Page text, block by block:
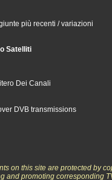
più recenti / variazioni
Satelliti
Dei Canali
DVB transmissions
on this site are protected by
and promoting corresponding